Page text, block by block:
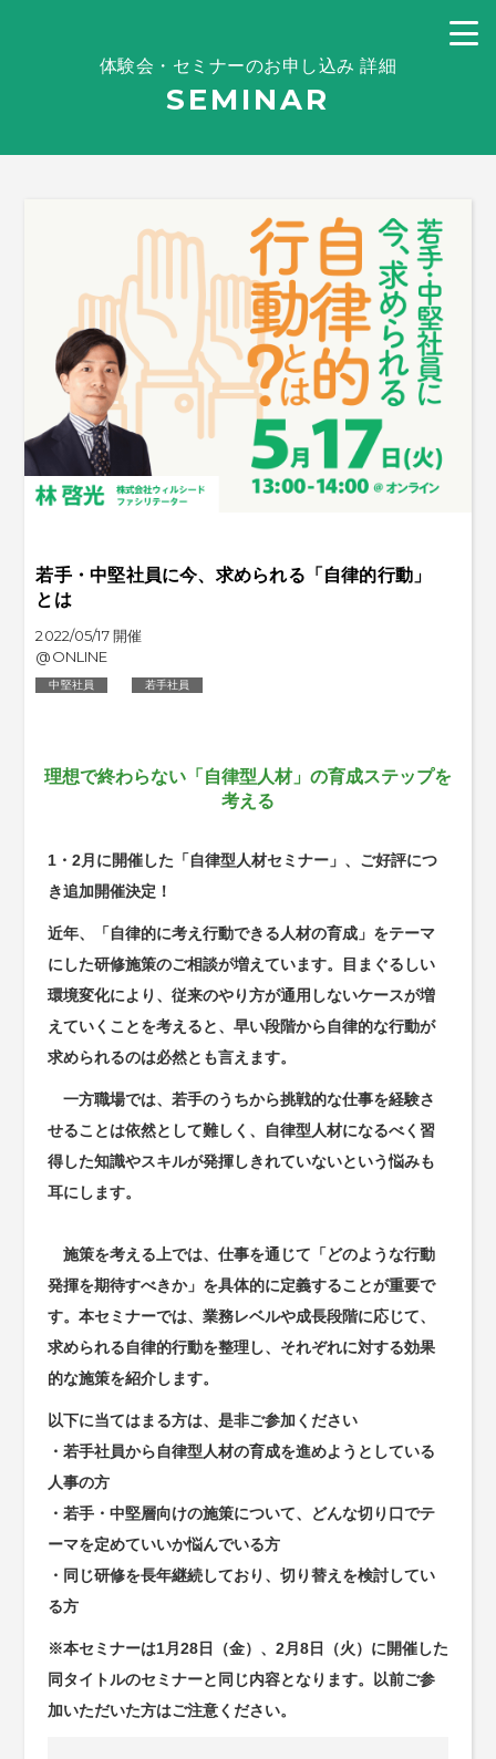
体験会・セミナーのお申し込み 詳細
SEMINAR
若手・中堅社員に今、求められる「自律的行動」
とは
2022/05/17 開催
@ONLINE
中堅社員 若手社員
理想で終わらない「自律型人材」の育成ステップを
考える
1・2月に開催した「自律型人材セミナー」、ご好評につ
き追加開催決定！
近年、「自律的に考え行動できる人材の育成」をテーマ
にした研修施策のご相談が増えています。目まぐるしい
環境変化により、従来のやり方が通用しないケースが増
えていくことを考えると、早い段階から自律的な行動が
求められるのは必然とも言えます。
一方職場では、若手のうちから挑戦的な仕事を経験さ
せることは依然として難しく、自律型人材になるべく習
得した知識やスキルが発揮しきれていないという悩みも
耳にします。
施策を考える上では、仕事を通じて「どのような行動
発揮を期待すべきか」を具体的に定義することが重要で
す。本セミナーでは、業務レベルや成長段階に応じて、
求められる自律的行動を整理し、それぞれに対する効果
的な施策を紹介します。
以下に当てはまる方は、是非ご参加ください
・若手社員から自律型人材の育成を進めようとしている
人事の方
・若手・中堅層向けの施策について、どんな切り口でテ
ーマを定めていいか悩んでいる方
・同じ研修を長年継続しており、切り替えを検討してい
る方
※本セミナーは1月28日（金）、2月8日（火）に開催した
同タイトルのセミナーと同じ内容となります。以前ご参
加いただいた方はご注意ください。